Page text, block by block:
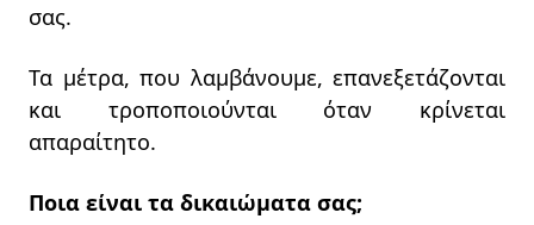
σας.
Τα μέτρα, που λαμβάνουμε, επανεξετάζονται
και τροποποιούνται όταν κρίνεται
απαραίτητο.
Ποια είναι τα δικαιώματα σας;